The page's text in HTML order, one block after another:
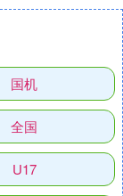
国机
全国
U17